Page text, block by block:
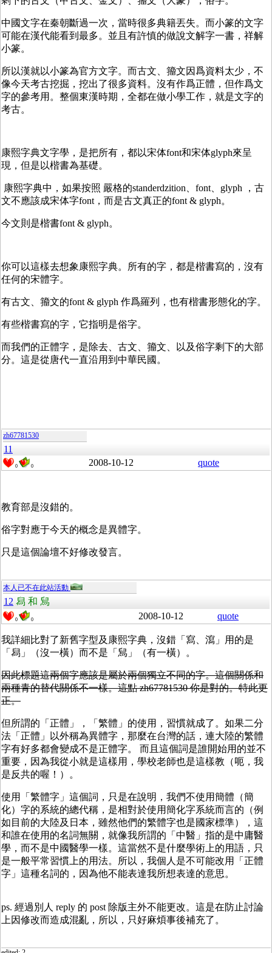
中國文字在秦朝斷過一次，當時很多典籍丟失。而小篆的文字
可能在漢代能看到最多。並且有許慎的做說文解字一書，祥解
小篆。
所以漢就以小篆為官方文字。而古文、籀文因爲資料太少，不
像今天考古挖掘，挖出了很多資料。沒有作爲正體，但作爲文
字的參考用。整個東漢時期，全都在做小學工作，就是文字的
考古。
康熙字典文字學，是把所有，都以宋体font和宋体glyph來呈
現，但是以楷書為基礎。
康熙字典中，如果按照 嚴格的standerdzition、font、glyph ，古
文不應該成宋体字font，而是古文真正的font & glyph。
今文則是楷書font & glyph。
你可以這樣去想象康熙字典。所有的字，都是楷書寫的，沒有
任何的宋體字。
有古文、籀文的font & glyph 作爲羅列，也有楷書形態化的字。
有些楷書寫的字，它指明是俗字。
而我們的正體字，是除去、古文、籀文、以及俗字剩下的大部
分。這是從唐代一直沿用到中華民國。
zh67781530
11
0 0 2008-10-12 quote
教育部是沒錯的。
俗字對應于今天的概念是異體字。
只是這個論壇不好修改發言。
本人已不在此站活動
12 舄 和 舃
0 0 2008-10-12 quote
我詳細比對了新舊字型及康熙字典，沒錯「寫、瀉」用的是
「舄」（沒一橫）而不是「舃」（有一橫）。
因此標題這兩個字應該是屬於兩個獨立不同的字。這個關係和
兩種青的替代關係不一樣。這點 zh67781530 你是對的。特此更
正。
但所謂的「正體」，「繁體」的使用，習慣就成了。如果二分
法「正體」以外稱為異體字，那麼在台灣的話，連大陸的繁體
字有好多都會變成不是正體字。 而且這個詞是誰開始用的並不
重要，因為我從小就是這樣用，學校老師也是這樣教（呃，我
是反共的喔！）。
使用「繁體字」這個詞，只是在說明，我們不使用簡體（簡
化）字的系統的總代稱，是相對於使用簡化字系統而言的（例
如目前的大陸及日本，雖然他們的繁體字也是國家標準），這
和誰在使用的名詞無關，就像我所謂的「中醫」指的是中庸醫
學，而不是中國醫學一樣。這當然不是什麼學術上的用語，只
是一般平常習慣上的用法。所以，我個人是不可能改用「正體
字」這種名詞的，因為他不能表達我所想表達的意思。
ps. 經過別人 reply 的 post 除版主外不能更改。這是在防止討論
上因修改而造成混亂，所以，只好麻煩事後補充了。